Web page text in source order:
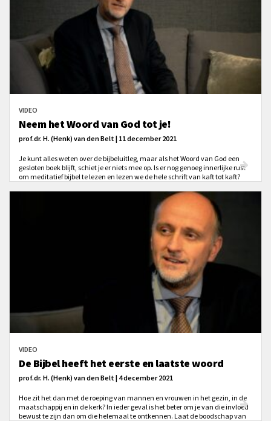
VIDEO
Neem het Woord van God tot je!
prof.dr. H. (Henk) van den Belt | 11 december 2021
Je kunt alles weten over de bijbeluitleg, maar als het Woord van God een
gesloten boek blijft, schiet je er niets mee op. Is er nog genoeg innerlijke rust
om meditatief bijbel te lezen en lezen we de hele schrift van kaft tot kaft?
VIDEO
De Bijbel heeft het eerste en laatste woord
prof.dr. H. (Henk) van den Belt | 4 december 2021
Hoe zit het dan met de roeping van mannen en vrouwen in het gezin, in de
maatschappij en in de kerk? In ieder geval is het beter om je van die invloed
bewust te zijn dan om die helemaal te ontkennen. Laat de boodschap van